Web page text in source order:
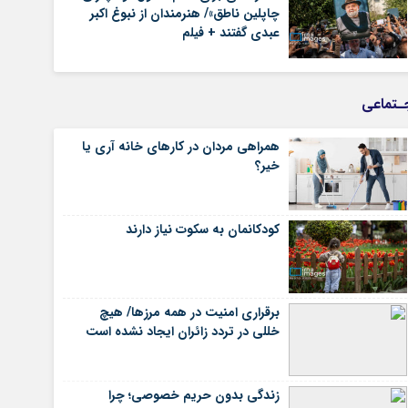
چاپلین ناطق»/ هنرمندان از نبوغ اکبر
عبدی گفتند + فیلم
همراهی مردان در کارهای خانه آری یا
خیر؟
کودکانمان به سکوت نیاز دارند
برقراری امنیت در همه مرزها/ هیچ‌
خللی در تردد زائران ایجاد نشده است
زندگی بدون حریم خصوصی؛ چرا